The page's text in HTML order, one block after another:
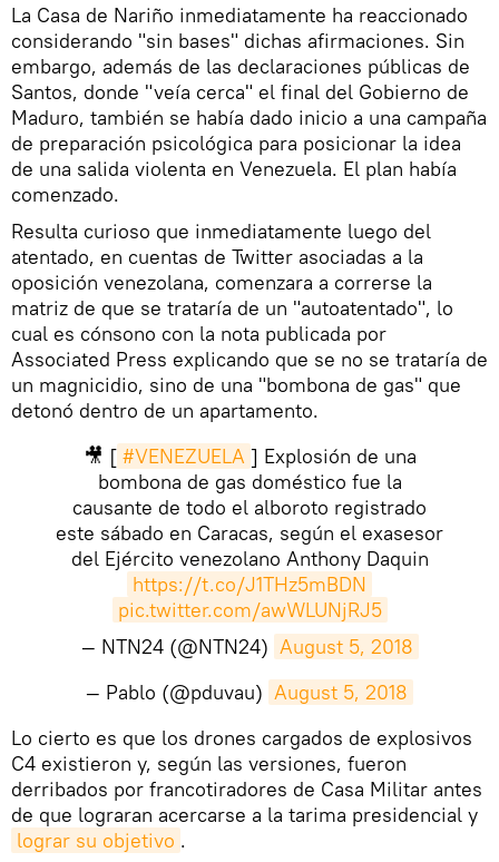
La Casa de Nariño inmediatamente ha reaccionado
considerando "sin bases" dichas afirmaciones. Sin
embargo, además de las declaraciones públicas de
Santos, donde "veía cerca" el final del Gobierno de
Maduro, también se había dado inicio a una campaña
de preparación psicológica para posicionar la idea
de una salida violenta en Venezuela. El plan había
comenzado.
Resulta curioso que inmediatamente luego del
atentado, en cuentas de Twitter asociadas a la
oposición venezolana, comenzara a correrse la
matriz de que se trataría de un "autoatentado", lo
cual es cónsono con la nota publicada por
Associated Press explicando que se no se trataría de
un magnicidio, sino de una "bombona de gas" que
detonó dentro de un apartamento.
🎥 [ #VENEZUELA ] Explosión de una
bombona de gas doméstico fue la
causante de todo el alboroto registrado
este sábado en Caracas, según el exasesor
del Ejército venezolano Anthony Daquin
https://t.co/J1THz5mBDN
pic.twitter.com/awWLUNjRJ5
— NTN24 (@NTN24) August 5, 2018
— Pablo (@pduvau) August 5, 2018
Lo cierto es que los drones cargados de explosivos
C4 existieron y, según las versiones, fueron
derribados por francotiradores de Casa Militar antes
de que lograran acercarse a la tarima presidencial y
lograr su objetivo .